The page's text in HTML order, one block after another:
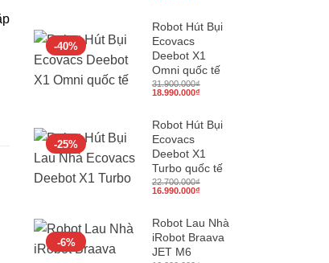
12.490.000₫.
-40%
Robot Hút Bụi
Ecovacs
Deebot X1
Omni quốc tế
31.900.000₫
Giá
18.990.000₫Giá
18.990.000₫.
-25%
Robot Hút Bụi
Ecovacs
Deebot X1
Turbo quốc tế
22.700.000₫
Giá
16.990.000₫Giá
16.990.000₫.
-6%
Robot Lau Nhà
iRobot Braava
JET M6